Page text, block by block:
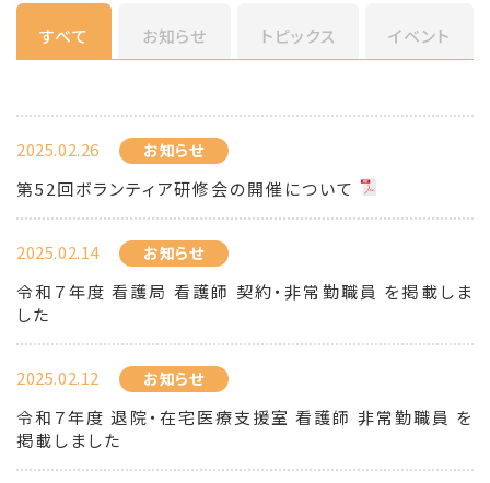
すべて お知らせ トピックス イベント
2025.02.26 お知らせ
第52回ボランティア研修会の開催について
2025.02.14 お知らせ
令和７年度 看護局 看護師 契約・非常勤職員 を掲載しま
した
2025.02.12 お知らせ
令和７年度 退院・在宅医療支援室 看護師 非常勤職員 を
掲載しました